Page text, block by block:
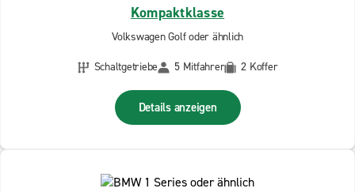
Kompaktklasse
Volkswagen Golf oder ähnlich
Schaltgetriebe
5 Mitfahrer 2 Koffer
Details anzeigen